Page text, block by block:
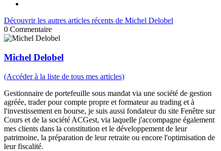
Découvrir les autres articles récents de Michel Delobel
0 Commentaire
Michel Delobel
(Accéder à la liste de tous mes articles)
Gestionnaire de portefeuille sous mandat via une société de gestion
agréée, trader pour compte propre et formateur au trading et à
l'investissement en bourse, je suis aussi fondateur du site Fenêtre sur
Cours et de la société ACGest, via laquelle j'accompagne également
mes clients dans la constitution et le développement de leur
patrimoine, la préparation de leur retraite ou encore l'optimisation de
leur fiscalité.